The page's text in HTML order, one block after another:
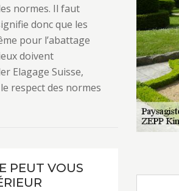
normes. Il faut
donc que les
pour l’abattage
doivent
Elagage Suisse,
respect des normes
PEUT VOUS